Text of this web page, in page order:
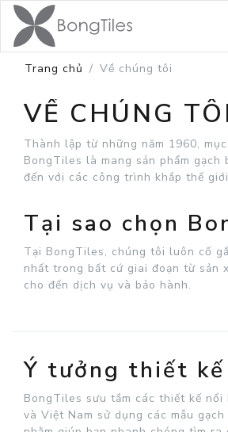
Trang chủ Về chúng tôi
VỀ CHÚNG
Thành lập từ những năm 1960,
BongTiles là mang sản phẩm gạch
đến với các công trình khắp thế giới
Tại sao chọn
Tại BongTiles, chúng tôi luôn cố
nhất trong bất cứ giai đoạn từ sản
cho đến dịch vụ và bảo hành.
Ý tưởng thiết kế
BongTiles sưu tầm các thiết kế nổi
và Việt Nam sử dụng các mẫu